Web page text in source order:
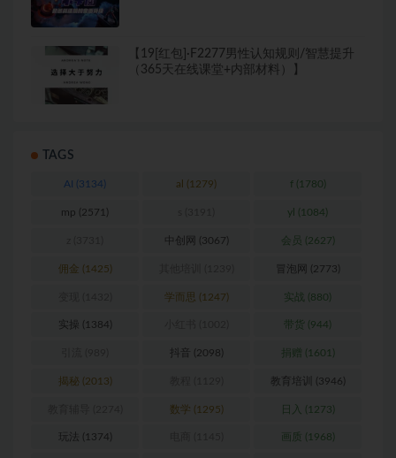
【19[红包]·F2277男性认知规则/智慧提升
（365天在线课堂+内部材料）】
TAGS
AI (3134) al (1279) f(1780)
mp (2571) yl (1084)
中创网 (3067) 会员 (2627)
佣金 (1425) 冒泡网 (2773)
学而思 (1247) 实战 (880)
实操 (1384) 带货 (944)
抖音 (2098) (1601)
揭秘(2013) 教育培训 (3946)
数学 (1295) 日入 (1273)
玩法 (1374) 画质 (1968)